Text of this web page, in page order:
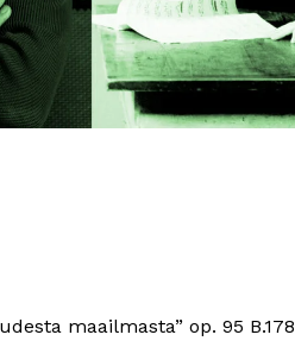
maailmasta” op. 95 B.178